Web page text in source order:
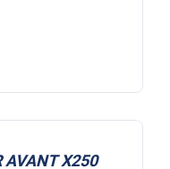
AVANT X250